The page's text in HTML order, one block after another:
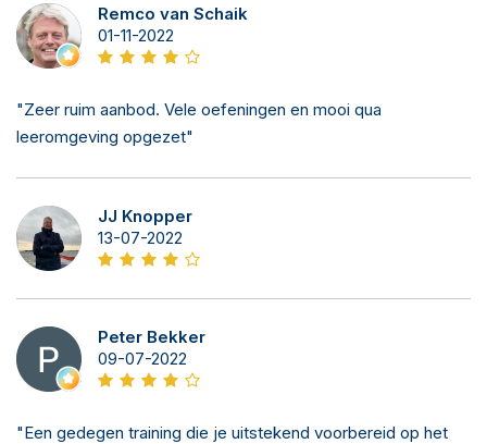
Remco van Schaik
01-11-2022
"Zeer ruim aanbod. Vele oefeningen en mooi qua
leeromgeving opgezet"
JJ Knopper
13-07-2022
Peter Bekker
09-07-2022
"Een gedegen training die je uitstekend voorbereid op het